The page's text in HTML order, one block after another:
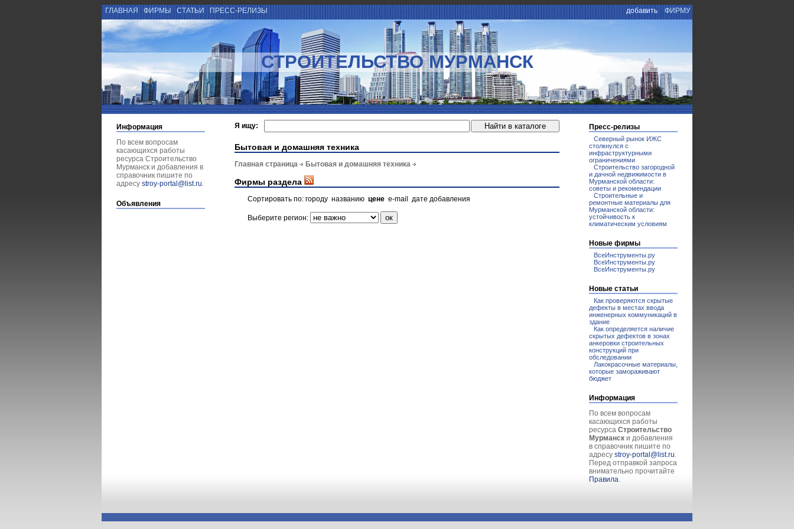
ГЛАВНАЯ ФИРМЫ СТАТЬИ ПРЕСС-РЕЛИЗЫ добавить ФИРМУ
СТРОИТЕЛЬСТВО МУРМАНСК
Информация
По всем вопросам
касающихся работы
ресурса Строительство
Мурманск и добавления в
справочник пишите по
адресу stroy-portal@list.ru.
Объявления
Я ищу:
Бытовая и домашняя техника
Главная страница Бытовая и домашняя техника
Фирмы раздела
Сортировать по: городу названию цене e-mail дате добавления
Выберите регион:
Пресс-релизы
Северный рынок ИЖС
столкнулся с
инфраструктурными
ограничениями
Строительство загородной
и дачной недвижимости в
Мурманской области:
советы и рекомендации
Строительные и
ремонтные материалы для
Мурманской области:
устойчивость к
климатическим условиям
Новые фирмы
ВсеИнструменты.ру
ВсеИнструменты.ру
ВсеИнструменты.ру
Новые статьи
Как проверяются скрытые
дефекты в местах ввода
инженерных коммуникаций в
здание
Как определяется наличие
скрытых дефектов в зонах
анкеровки строительных
конструкций при
обследовании
Лакокрасочные материалы,
которые замораживают
бюджет
Информация
По всем вопросам
касающихся работы
ресурса Строительство
Мурманск и добавления
в справочник пишите по
адресу stroy-portal@list.ru.
Перед отправкой запроса
внимательно прочитайте
Правила.